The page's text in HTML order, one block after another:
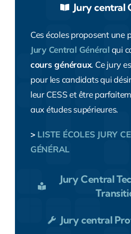
Jury central
Ces écoles proposent une
Jury Central Généralqui
cours généraux. Ce jury
pour les candidats qui
leur CESS et être
aux études supérieures.
> LISTE ÉCOLES JURY
GÉNÉRAL
Jury Central
Jury central